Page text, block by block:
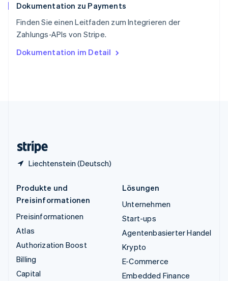
Dokumentation zu Payments
Finden Sie einen Leitfaden zum Integrieren der
Zahlungs-APIs von Stripe.
Dokumentation im Detail
Liechtenstein (Deutsch)
Thailand
Tschechische Republik
English
English
Produkte und
Preisinformationen
Preisinformationen
Atlas
Authorization Boost
Billing
Capital
Lösungen
Unternehmen
Start-ups
Agentenbasierter Handel
Krypto
E-Commerce
Embedded Finance